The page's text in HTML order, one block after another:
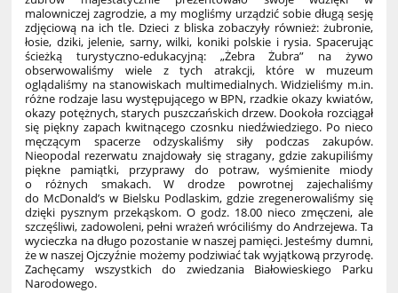
malowniczej zagrodzie, a my mogliśmy urządzić sobie długą sesję
zdjęciową na ich tle. Dzieci z bliska zobaczyły również: żubronie,
łosie, dziki, jelenie, sarny, wilki, koniki polskie i rysia. Spacerując
ścieżką turystyczno-edukacyjną: „Żebra Żubra” na żywo
obserwowaliśmy wiele z tych atrakcji, które w muzeum
oglądaliśmy na stanowiskach multimedialnych. Widzieliśmy m.in.
różne rodzaje lasu występującego w BPN, rzadkie okazy kwiatów,
okazy potężnych, starych puszczańskich drzew. Dookoła rozciągał
się piękny zapach kwitnącego czosnku niedźwiedziego. Po nieco
męczącym spacerze odzyskaliśmy siły podczas zakupów.
Nieopodal rezerwatu znajdowały się stragany, gdzie zakupiliśmy
piękne pamiątki, przyprawy do potraw, wyśmienite miody
o różnych smakach. W drodze powrotnej zajechaliśmy
do McDonald’s w Bielsku Podlaskim, gdzie zregenerowaliśmy się
dzięki pysznym przekąskom. O godz. 18.00 nieco zmęczeni, ale
szczęśliwi, zadowoleni, pełni wrażeń wróciliśmy do Andrzejewa. Ta
wycieczka na długo pozostanie w naszej pamięci. Jesteśmy dumni,
że w naszej Ojczyźnie możemy podziwiać tak wyjątkową przyrodę.
Zachęcamy wszystkich do zwiedzania Białowieskiego Parku
Narodowego.